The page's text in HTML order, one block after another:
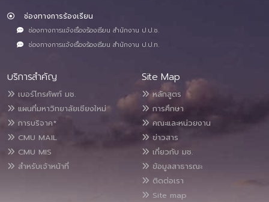
ช่องทางการร้องเรียน
ช่องทางการแจ้งเรื่องร้องเรียน สำนักงาน ป.ป.ช.
ช่องทางการแจ้งเรื่องร้องเรียน สำนักงาน ป.ป.ท.
บริการสำคัญ
เบอร์โทรศัพท์ มช.
แผนที่มหาวิทยาลัยเชียงใหม่
การบริจาค*
CMU MAIL
CMU MIS
สำหรับเจ้าหน้าที่
Site Map
หลักสูตร
การศึกษา
คณะและหน่วยงาน
ข่าวสาร
เกี่ยวกับ มช.
ข้อมูลสาธารณะ
ติดต่อเรา
Site map